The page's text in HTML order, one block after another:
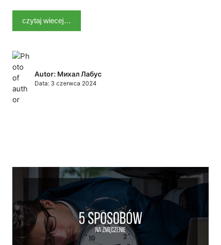
czytaj wiecej…
Autor: Михал Лабус
Data: 3 czerwca 2024